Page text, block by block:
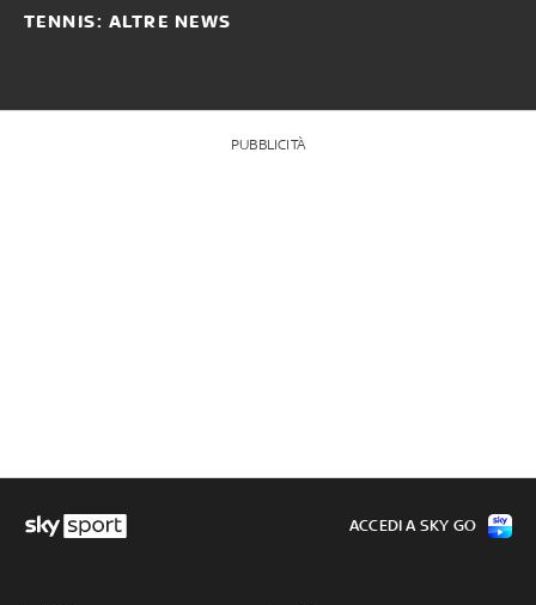
TENNIS: ALTRE NEWS
PUBBLICITÀ
ACCEDI A SKY GO